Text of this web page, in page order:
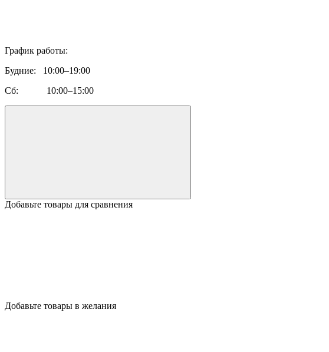
График работы:
Будние: 10:00–19:00
Сб: 10:00–15:00
Добавьте товары для сравнения
Добавьте товары в желания